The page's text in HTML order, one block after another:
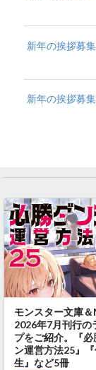
新年の挨拶募
新年の挨拶募
モンスター文庫
2026年7月刊行の
プをご紹介。『必
ン運営方法25』
生』など5冊